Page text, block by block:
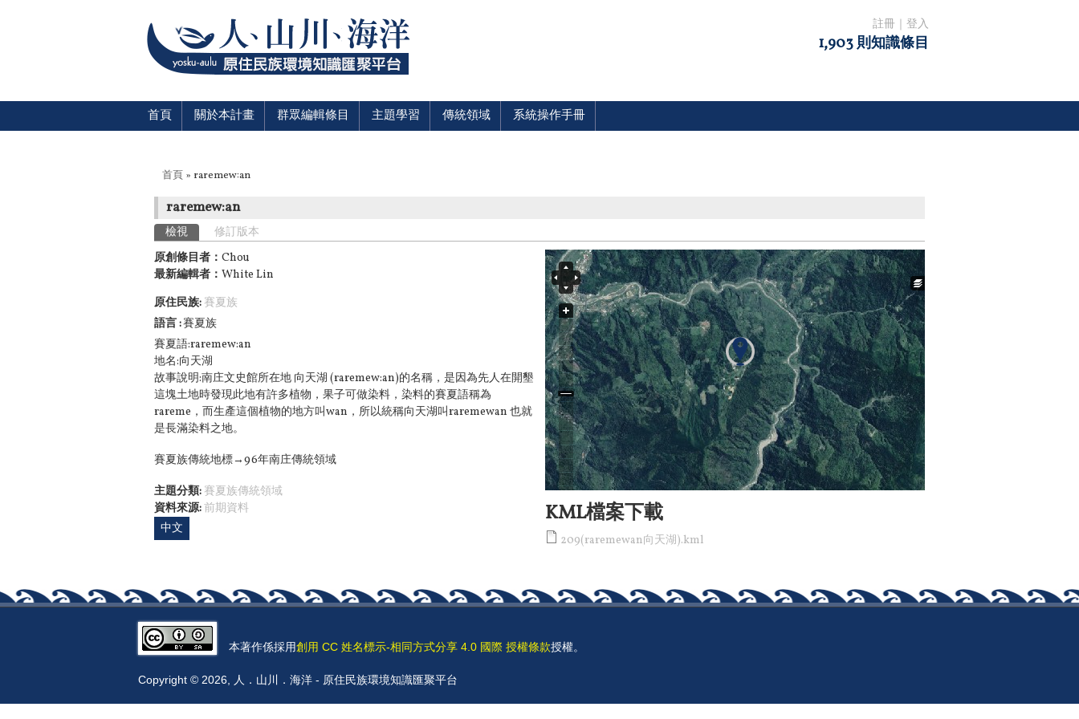
註冊 登入
1,903 則知識條目
首頁 關於本計畫 群眾編輯條目 主題學習 傳統領域 系統操作手冊
您在這裡
首頁 » raremew:an
raremew:an
主要索引標籤
檢視 (作用中頁籤)
修訂版本
原創條目者： Chou
最新編輯者： White Lin
原住民族: 賽夏族
語言 賽夏族
賽夏語:raremew:an
地名:向天湖
故事說明:南庄文史館所在地 向天湖 (raremew:an)的名稱，是因為先人在開墾
這塊土地時發現此地有許多植物，果子可做染料，染料的賽夏語稱為
rareme，而生產這個植物的地方叫wan，所以統稱向天湖叫raremewan 也就
是長滿染料之地。
賽夏族傳統地標→96年南庄傳統領域
主題分類: 賽夏族傳統領域
資料來源:前期資料
中文
KML檔案下載
209(raremewan向天湖).kml
本著作係採用創用 CC 姓名標示-相同方式分享 4.0 國際 授權條款授權。
Copyright © 2026, 人．山川．海洋 - 原住民族環境知識匯聚平台